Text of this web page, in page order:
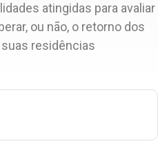
atingidas para avaliar
ou não, o retorno dos
residências